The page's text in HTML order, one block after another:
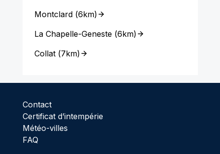
Montclard(6km)
La Chapelle-Geneste(6km)
Collat(7km)
Contact
Certificat d’intempérie
Météo-villes
FAQ